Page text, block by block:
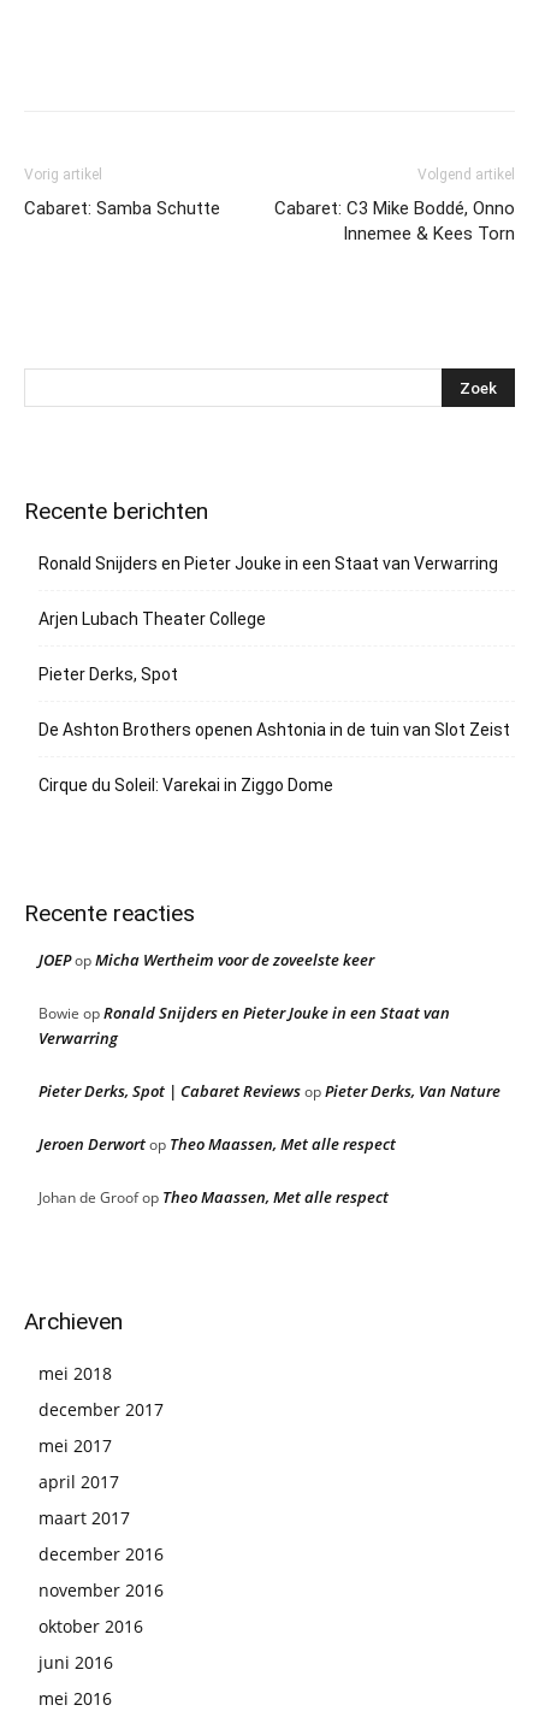
Vorig artikel
Cabaret: Samba Schutte
Volgend artikel
Cabaret: C3 Mike Boddé, Onno
Innemee & Kees Torn
Recente berichten
Ronald Snijders en Pieter Jouke in een Staat van Verwarring
Arjen Lubach Theater College
Pieter Derks, Spot
De Ashton Brothers openen Ashtonia in de tuin van Slot Zeist
Cirque du Soleil: Varekai in Ziggo Dome
Recente reacties
JOEPopMicha Wertheim voor de zoveelste keer
Bowie opRonald Snijders en Pieter Jouke in een Staat van
Verwarring
Pieter Derks, Spot | Cabaret ReviewsopPieter Derks, Van Nature
Jeroen Derwortop Theo Maassen, Met alle respect
Johan de Groofop Theo Maassen, Met alle respect
Archieven
mei 2018
december 2017
mei 2017
april 2017
maart 2017
december 2016
november 2016
oktober 2016
juni 2016
mei 2016